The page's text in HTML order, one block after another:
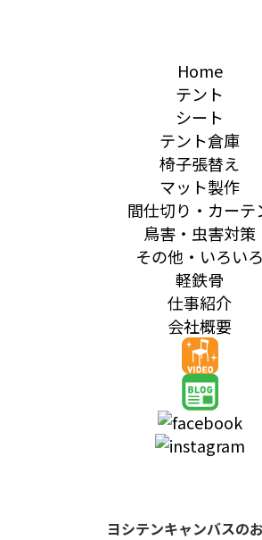
Home
テント
シート
テント倉庫
椅子張替え
マット製作
間仕切り・カーテ
鳥害・虫害対策
その他・いろいろ
軽鉄骨
仕事紹介
会社概要
ヨシテンキャンバスの